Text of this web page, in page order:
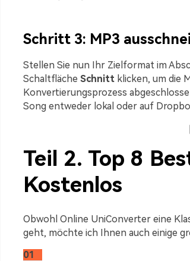
Schritt 3: MP3
Stellen Sie nun Ihr Zielformat im
Schaltfläche Schnittklicken, um die
Konvertierungsprozess
Song entweder lokal oder auf
Teil 2. Top 8
Kostenlos
Obwohl Online UniConverter eine
geht, möchte ich Ihnen auch einige
01